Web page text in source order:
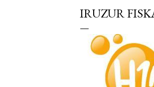
IRUZUR